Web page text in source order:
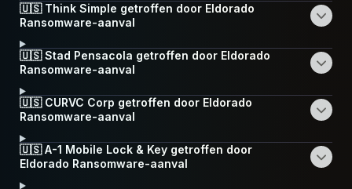
🇺🇸 Think Simple getroffen door Eldorado
Ransomware-aanval
🇺🇸 Stad Pensacola getroffen door Eldorado
Ransomware-aanval
🇺🇸 CURVC Corp getroffen door Eldorado
Ransomware-aanval
🇺🇸 A-1 Mobile Lock & Key getroffen door
Eldorado Ransomware-aanval